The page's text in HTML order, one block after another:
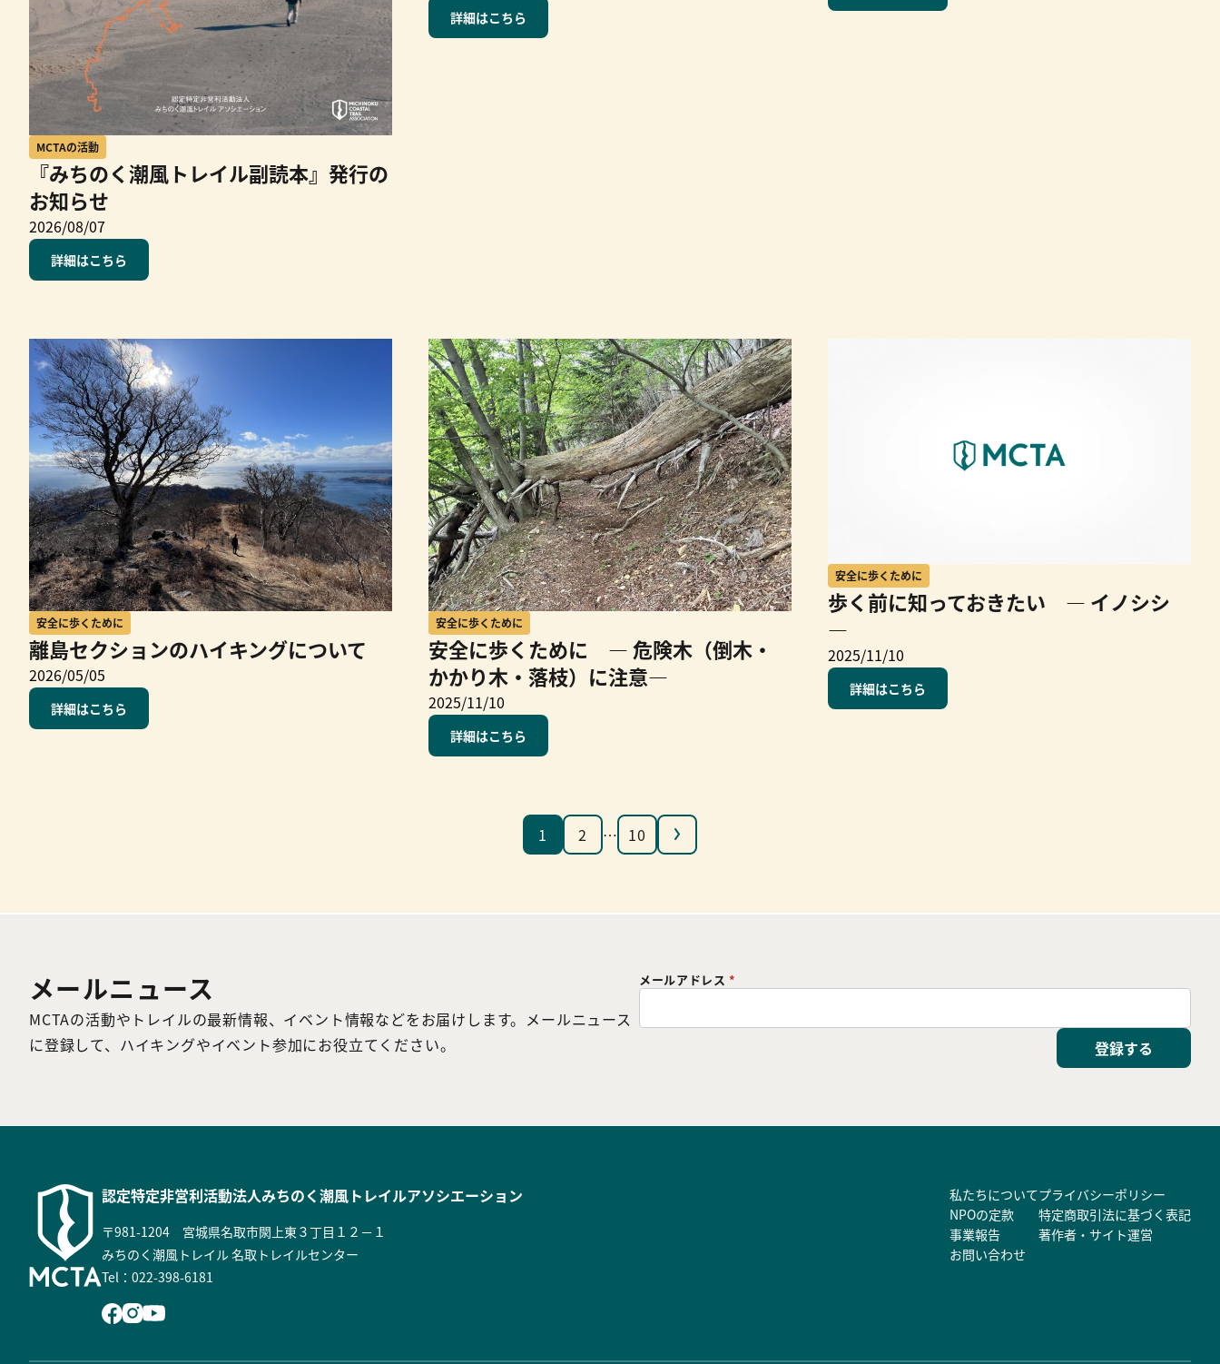
MCTAの活動
『みちのく潮風トレイル副読本』発行の
お知らせ
2026/08/07
詳細はこちら
詳細はこちら
安全に歩くために
離島セクションのハイキングについて
2026/05/05
詳細はこちら
安全に歩くために
安全に歩くために ― 危険木（倒木・
かかり木・落枝）に注意―
2025/11/10
詳細はこちら
安全に歩くために
歩く前に知っておきたい ― イノシシ
―
2025/11/10
詳細はこちら
1 2 … 10 次へ
メールニュース
MCTAの活動やトレイルの最新情報、イベント情報などをお届けします。メールニュース
に登録して、ハイキングやイベント参加にお役立てください。
メールアドレス*
登録する
認定特定非営利活動法人みちのく潮風トレイルアソシエーション
〒981-1204 宮城県名取市閖上東３丁目１２－１
みちのく潮風トレイル 名取トレイルセンター
Tel：022-398-6181
私たちについて
NPOの定款
事業報告
お問い合わせ
プライバシーポリシー
特定商取引法に基づく表記
著作者・サイト運営